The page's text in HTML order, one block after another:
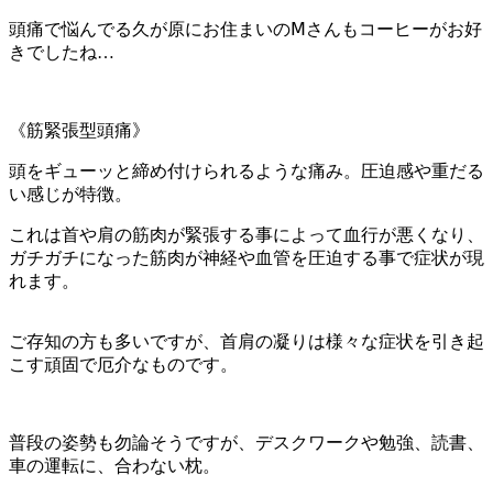
頭痛で悩んでる久が原にお住まいのⅯさんもコーヒーがお好
きでしたね…
《筋緊張型頭痛》
頭をギューッと締め付けられるような痛み。圧迫感や重だる
い感じが特徴。
これは首や肩の筋肉が緊張する事によって血行が悪くなり、
ガチガチになった筋肉が神経や血管を圧迫する事で症状が現
れます。
ご存知の方も多いですが、首肩の凝りは様々な症状を引き起
こす頑固で厄介なものです。
普段の姿勢も勿論そうですが、デスクワークや勉強、読書、
車の運転に、合わない枕。